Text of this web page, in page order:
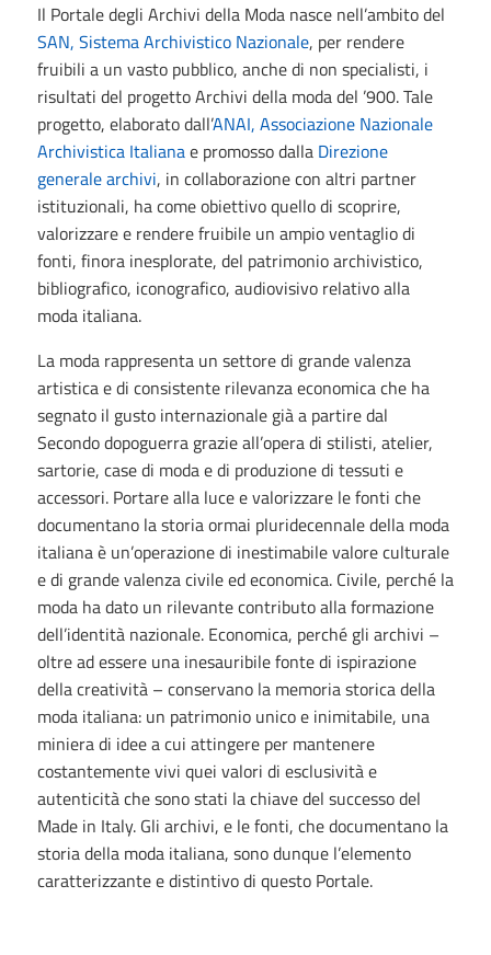
Il Portale degli Archivi della Moda nasce nell’ambito del
SAN, Sistema Archivistico Nazionale, per rendere
fruibili a un vasto pubblico, anche di non specialisti, i
risultati del progetto Archivi della moda del ’900. Tale
progetto, elaborato dall’ANAI, Associazione Nazionale
Archivistica Italianae promosso dalla Direzione
generale archivi, in collaborazione con altri partner
istituzionali, ha come obiettivo quello di scoprire,
valorizzare e rendere fruibile un ampio ventaglio di
fonti, finora inesplorate, del patrimonio archivistico,
bibliografico, iconografico, audiovisivo relativo alla
moda italiana.
La moda rappresenta un settore di grande valenza
artistica e di consistente rilevanza economica che ha
segnato il gusto internazionale già a partire dal
Secondo dopoguerra grazie all’opera di stilisti, atelier,
sartorie, case di moda e di produzione di tessuti e
accessori. Portare alla luce e valorizzare le fonti che
documentano la storia ormai pluridecennale della moda
italiana è un’operazione di inestimabile valore culturale
e di grande valenza civile ed economica. Civile, perché la
moda ha dato un rilevante contributo alla formazione
dell’identità nazionale. Economica, perché gli archivi –
oltre ad essere una inesauribile fonte di ispirazione
della creatività – conservano la memoria storica della
moda italiana: un patrimonio unico e inimitabile, una
miniera di idee a cui attingere per mantenere
costantemente vivi quei valori di esclusività e
autenticità che sono stati la chiave del successo del
Made in Italy. Gli archivi, e le fonti, che documentano la
storia della moda italiana, sono dunque l’elemento
caratterizzante e distintivo di questo Portale.